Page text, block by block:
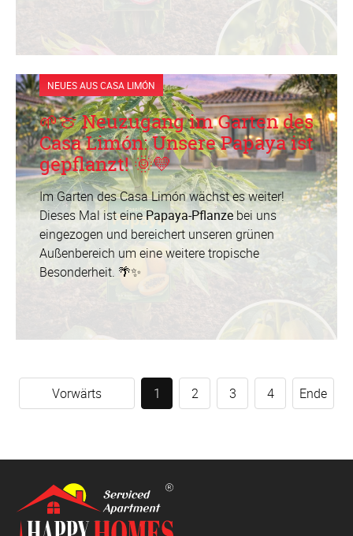
NEUES AUS CASA LIMÓN
🌱🍈 Neuzugang im Garten des
Casa Limón: Unsere Papaya ist
gepflanzt! 🌞💛
Im Garten des Casa Limón wächst es weiter!
Dieses Mal ist einePapaya-Pflanze bei uns
eingezogen und bereichert unseren grünen
Außenbereich um eine weitere tropische
Besonderheit. 🌴✨
Vorwärts 1 2 3 4 Ende